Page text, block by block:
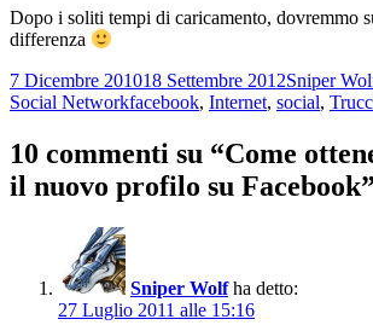
Dopo i soliti tempi di caricamento, dovremmo
differenza
Scritto
il
7 Dicembre 201018 Settembre 2012Autore
Sniper
Social NetworkTag
facebook, Internet, social,
10 commenti su “Come
il nuovo profilo su Facebook”
Sniper Wolf ha detto:
27 Luglio 2011 alle 15:16